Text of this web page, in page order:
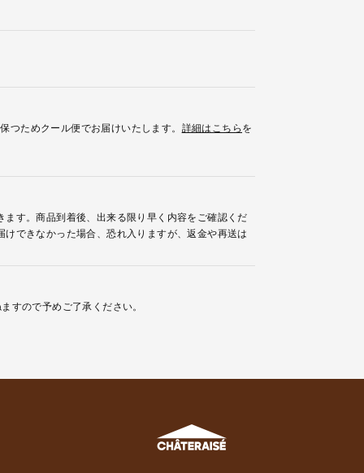
ためクール便でお届けいたします。 詳細はこちらを
す。商品到着後、出来る限り早く内容をご確認くだ
できなかった場合、恐れ入りますが、返金や再送は
すので予めご了承ください。